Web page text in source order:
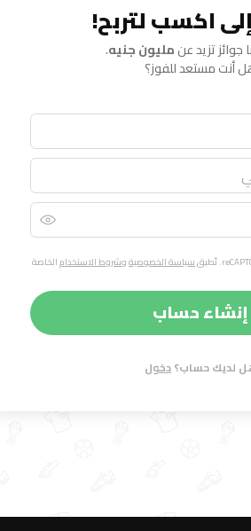
اكسب لتربح!
جوائز تزيد عنمليون جنيه.
أنت مستعد للفوز؟
سياسة الخصوصيةوشروط الاستخدامالخاصة
إنشاء حساب
لديك حساب؟دخول